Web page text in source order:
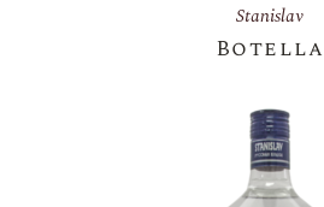
Stanislav
Botella